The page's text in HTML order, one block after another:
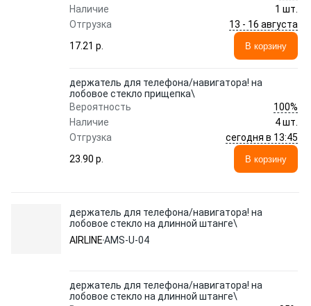
Наличие
1 шт.
Отгрузка
13 - 16 августа
17.21 p.
В корзину
держатель для телефона/навигатора! на
лобовое стекло прищепка\
Вероятность
100%
Наличие
4 шт.
Отгрузка
сегодня в 13:45
23.90 p.
В корзину
держатель для телефона/навигатора! на
лобовое стекло на длинной штанге\
AIRLINEAMS-U-04
держатель для телефона/навигатора! на
лобовое стекло на длинной штанге\